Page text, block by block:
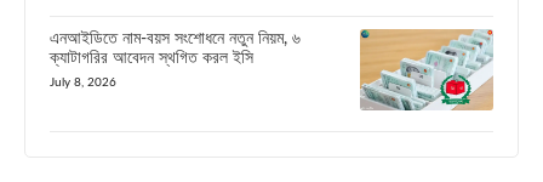
এনআইডিতে নাম-বয়স সংশোধনে নতুন নিয়ম, ৬
ক্যাটাগরির আবেদন স্থগিত করল ইসি
July 8, 2026